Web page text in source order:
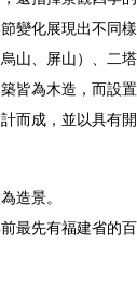
變化展現出不同
山、屏山）、二
皆為木造，而設
而成，並以具有
造景。
最先有福建省的